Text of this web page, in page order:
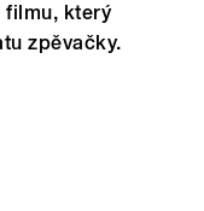
filmu, který
zpěvačky.